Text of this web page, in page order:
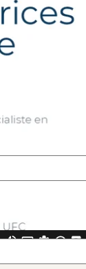
cette
vous